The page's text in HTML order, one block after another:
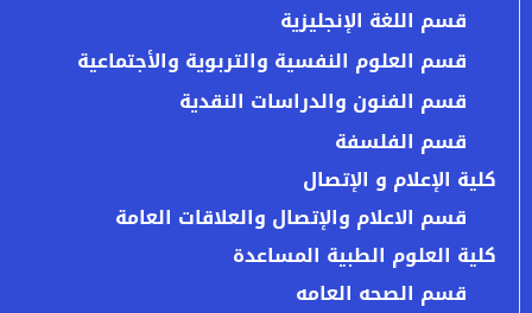
قسم اللغة الإنجليزية
قسم العلوم النفسية والتربوية والأجتماعية
قسم الفنون والدراسات النقدية
قسم الفلسفة
كلية الإعلام و الإتصال
قسم الاعلام والإتصال والعلاقات العامة
كلية العلوم الطبية المساعدة
قسم الصحه العامه